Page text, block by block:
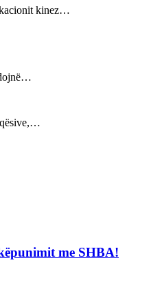
me SHBA!
kinez…